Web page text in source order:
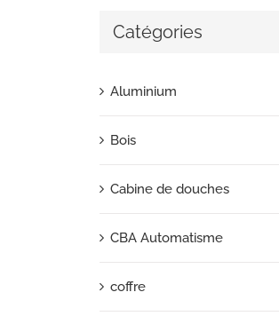
Catégories
Aluminium
Bois
Cabine de douches
CBA Automatisme
coffre